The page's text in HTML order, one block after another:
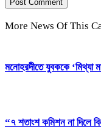
More News Of This
মনোহরদীতে যুবককে ‘মিথ্যা
“৭ শতাংশ কমিশন না দিলে